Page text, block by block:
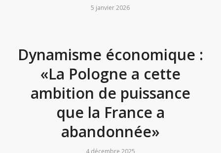
5 janvier 2026
Dynamisme économique :
«La Pologne a cette
ambition de puissance
que la France a
abandonnée»
4 décembre 2025